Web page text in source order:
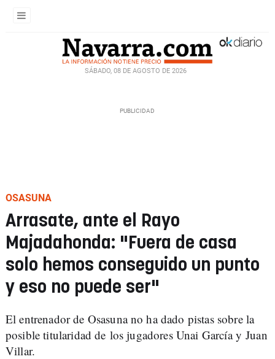
SÁBADO, 08 DE AGOSTO DE 2026
OSASUNA
Arrasate, ante el Rayo
Majadahonda: "Fuera de casa
solo hemos conseguido un punto
y eso no puede ser"
El entrenador de Osasuna no ha dado pistas sobre la
posible titularidad de los jugadores Unai García y Juan
Villar.